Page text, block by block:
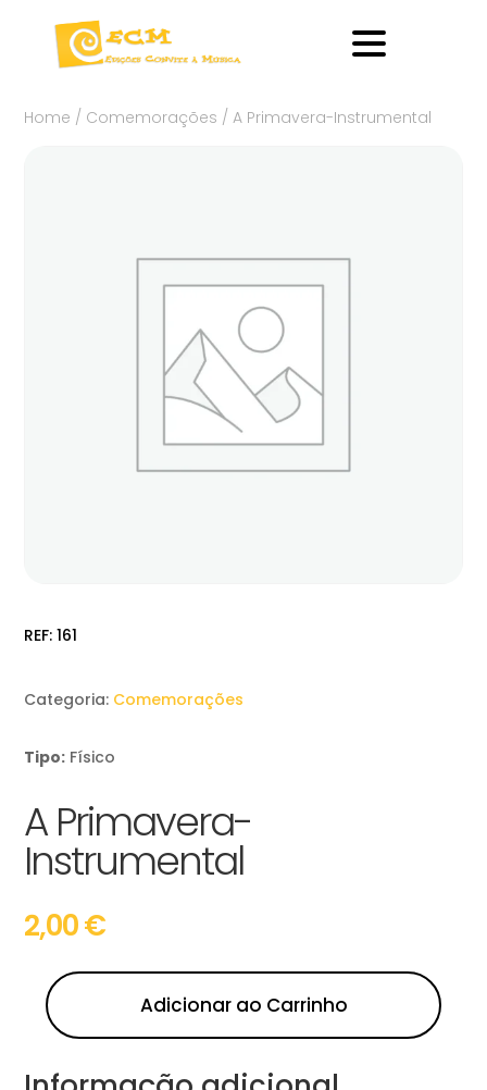
Home / Comemorações / A Primavera-Instrumental
REF:161
Categoria: Comemorações
Tipo: Físico
A Primavera-
Instrumental
2,00€
Adicionar ao Carrinho